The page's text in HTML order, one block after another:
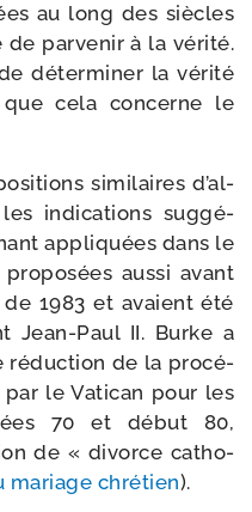
au long des siècles
par­ve­nir à la véri­té.
déter­mi­ner la véri­té
cela concerne le
simi­laires d’al­
indi­ca­tions sug­gé­
appli­quées dans le
aus­si avant
1983 et avaient été
Jean-​Paul II. Burke a
réduc­tion de la pro­cé­
le Vatican pour les
70 et début 80,
de « divorce catho­
mariage chré­tien).